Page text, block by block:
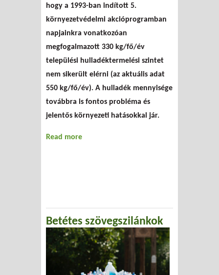
hogy a 1993-ban indított 5.
környezetvédelmi akcióprogramban
napjainkra vonatkozóan
megfogalmazott 330 kg/fő/év
települési hulladéktermelési szintet
nem sikerült elérni (az aktuális adat
550 kg/fő/év). A hulladék mennyisége
továbbra is fontos probléma és
jelentős környezeti hatásokkal jár.
Read more
Betétes szövegszilánkok